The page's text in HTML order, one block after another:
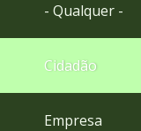
rodapé
- Qualquer -
Cidadão
Empresa